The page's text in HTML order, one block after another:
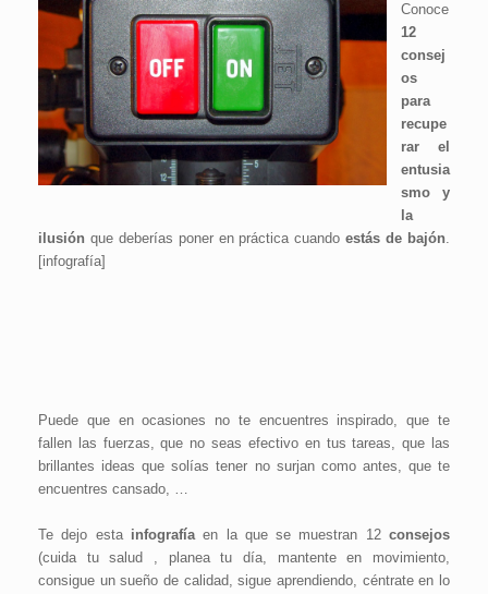
Conoce
12
consej
os
para
recupe
rar el
entusia
smo y
la
ilusión que deberías poner en práctica cuando estás de bajón.
[infografía]
Puede que en ocasiones no te encuentres inspirado, que te
fallen las fuerzas, que no seas efectivo en tus tareas, que las
brillantes ideas que solías tener no surjan como antes, que te
encuentres cansado, …
Te dejo esta infografíaen la que se muestran 12consejos
(cuida tu salud , planea tu día, mantente en movimiento,
consigue un sueño de calidad, sigue aprendiendo, céntrate en lo